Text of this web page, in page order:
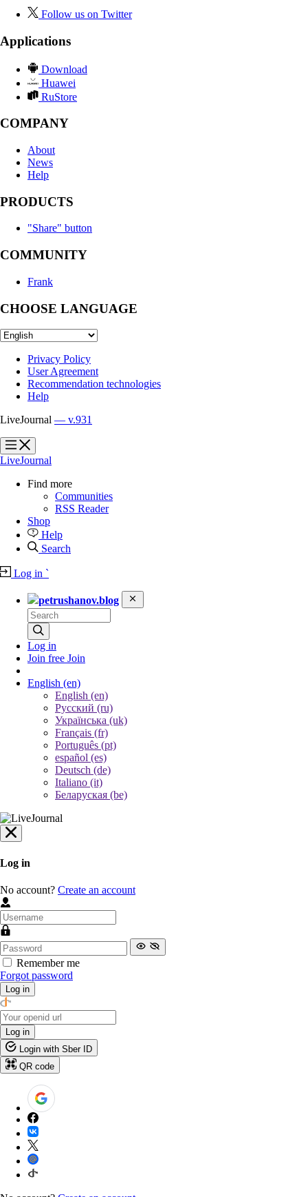
Follow us on Twitter
Applications
Download
Huawei
RuStore
COMPANY
About
News
Help
PRODUCTS
"Share" button
COMMUNITY
Frank
CHOOSE LANGUAGE
Privacy Policy
User Agreement
Recommendation technologies
Help
LiveJournal — v.931
?
?
LiveJournal
Find more
Communities
RSS Reader
Shop
Help
Search
Log in `
petrushanov.blog
Log in
Join free Join
English (en)
English (en)
Русский (ru)
Українська (uk)
Français (fr)
Português (pt)
español (es)
Deutsch (de)
Italiano (it)
Беларуская (be)
Log in
No account? Create an account
Remember me
Forgot password
Log in
Log in
Login with Sber ID
QR code